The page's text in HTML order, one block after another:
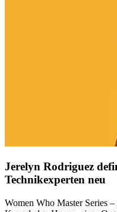
Jerelyn Rodriguez
Technikexperten neu
Women Who Master Series